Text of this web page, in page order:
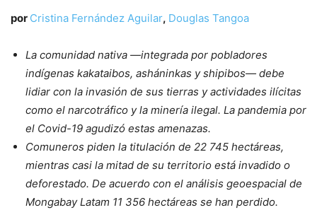
por Cristina Fernández Aguilar, Douglas Tangoa
La comunidad nativa —integrada por pobladores
indígenas kakataibos, asháninkas y shipibos— debe
lidiar con la invasión de sus tierras y actividades ilícitas
como el narcotráfico y la minería ilegal. La pandemia por
el Covid-19 agudizó estas amenazas.
Comuneros piden la titulación de 22 745 hectáreas,
mientras casi la mitad de su territorio está invadido o
deforestado. De acuerdo con el análisis geoespacial de
Mongabay Latam 11 356 hectáreas se han perdido.